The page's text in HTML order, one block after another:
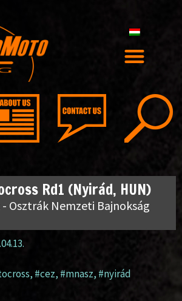
Rd1 (Nyirád, HUN)
- Osztrák Nemzeti Bajnokság
, #cez, #mnasz,#nyirád